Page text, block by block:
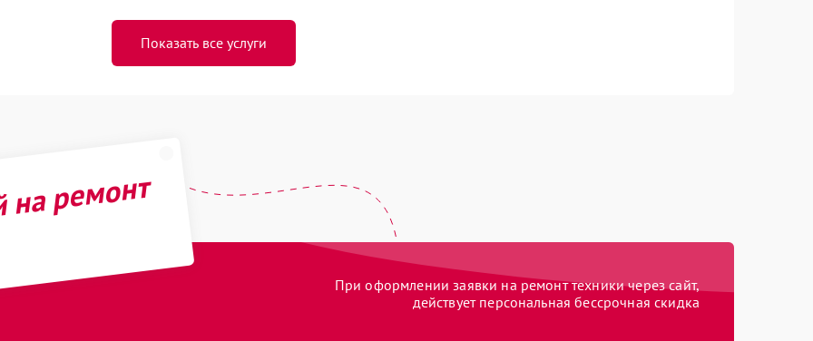
Показать все услуги
ремонт
При оформлении заявки на ремонт техники через сайт,
действует персональная бессрочная скидка